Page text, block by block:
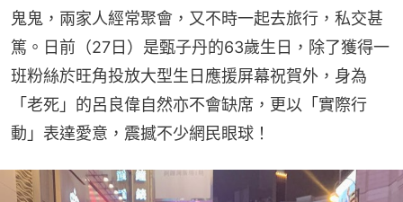
鬼鬼，兩家人經常聚會，又不時一起去旅行，私交甚
篤。日前（27日）是甄子丹的63歲生日，除了獲得一
班粉絲於旺角投放大型生日應援屏幕祝賀外，身為
「老死」的呂良偉自然亦不會缺席，更以「實際行
動」表達愛意，震撼不少網民眼球！